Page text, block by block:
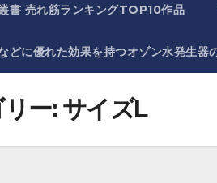
書 売れ筋ランキングTOP10作品
どに優れた効果を持つオゾン水発生器
ー:サイズL